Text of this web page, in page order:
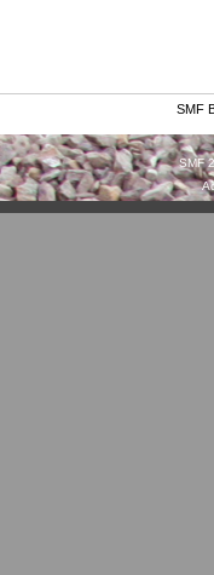
SMF
SMF